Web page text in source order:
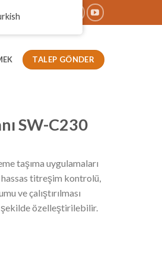
TALEP GÖNDER
SW-C230
taşıma uygulamaları
hassas titreşim kontrolü,
ve çalıştırılması
şekilde özelleştirilebilir.